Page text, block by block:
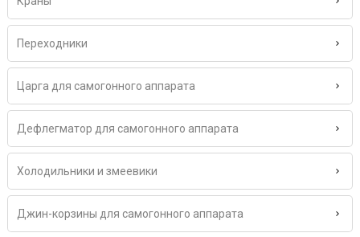
Переходники
Царга для самогонного аппарата
Дефлегматор для самогонного аппарата
Холодильники и змеевики
Джин-корзины для самогонного аппарата